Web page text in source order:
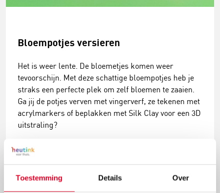
Toestemming Details Over
Bloempotjes versieren
Het is weer lente. De bloemetjes komen weer
tevoorschijn. Met deze schattige bloempotjes heb je
straks een perfecte plek om zelf bloemen te zaaien.
Ga jij de potjes verven met vingerverf, ze tekenen met
acrylmarkers of beplakken met Silk Clay voor een 3D
uitstraling?